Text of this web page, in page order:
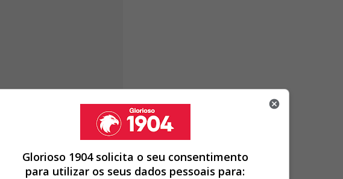
Beatriz Figueiredo e Raquel Santos integraram as
Glorioso 1904 solicita o seu consentimento
para utilizar os seus dados pessoais para: